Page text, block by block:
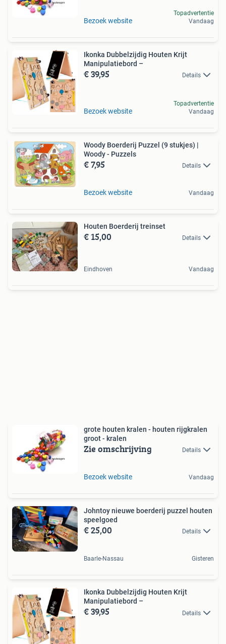
Bezoek website
Topadvertentie
Vandaag
Ikonka Dubbelzijdig Houten Krijt
Manipulatiebord –
€ 39,95 Details
Bezoek website
Topadvertentie
Vandaag
Woody Boerderij Puzzel (9 stukjes) |
Woody - Puzzels
€ 7,95 Details
Bezoek website Vandaag
Houten Boerderij treinset
€ 15,00 Details
Eindhoven Vandaag
grote houten kralen - houten rijgkralen
groot - kralen
Zie omschrijving Details
Bezoek website Vandaag
Johntoy nieuwe boerderij puzzel houten
speelgoed
€ 25,00 Details
Baarle-Nassau Gisteren
Ikonka Dubbelzijdig Houten Krijt
Manipulatiebord –
€ 39,95 Details